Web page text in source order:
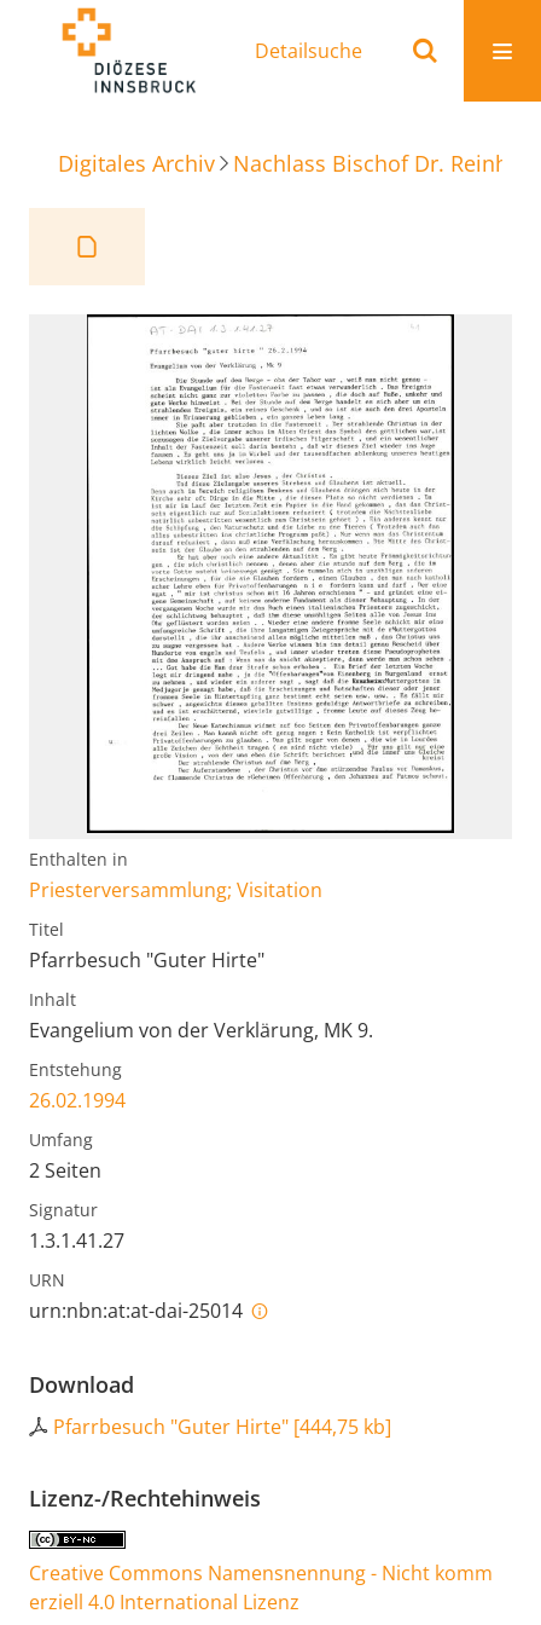
Detailsuche
Digitales Archiv Nachlass Bischof Dr.
Enthalten in
Priesterversammlung; Visitation
Titel
Pfarrbesuch "Guter Hirte"
Inhalt
Evangelium von der Verklärung, MK 9.
Entstehung
26.02.1994
Umfang
2 Seiten
Signatur
1.3.1.41.27
URN
urn:nbn:at:at-dai-25014
Download
Pfarrbesuch "Guter Hirte" [444,75 kb]
Lizenz-/Rechtehinweis
Creative Commons Namensnennung - Nicht komm
erziell 4.0 International Lizenz